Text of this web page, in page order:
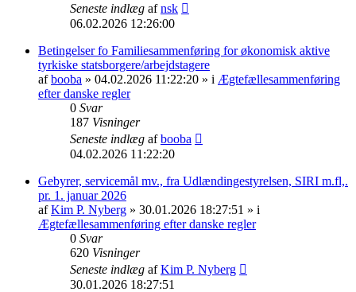
Seneste indlæg afnsk
06.02.2026 12:26:00
Betingelser fo Familiesammenføring for økonomisk aktive
tyrkiske statsborgere/arbejdstagere
afbooba » 04.02.2026 11:22:20 » i Ægtefællesammenføring
efter danske regler
0 Svar
187 Visninger
Seneste indlæg afbooba
04.02.2026 11:22:20
Gebyrer, servicemål mv., fra Udlændingestyrelsen, SIRI m.fl,.
pr. 1. januar 2026
afKim P. Nyberg » 30.01.2026 18:27:51 » i
Ægtefællesammenføring efter danske regler
0 Svar
620 Visninger
Seneste indlæg afKim P. Nyberg
30.01.2026 18:27:51